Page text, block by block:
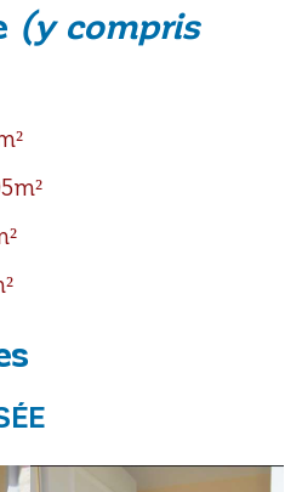
(y compris